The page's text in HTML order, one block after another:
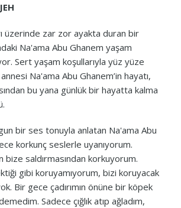
üzerinde zar zor ayakta duran bir
Na'ama Abu Ghanem yaşam
Sert yaşam koşullarıyla yüz yüze
Na'ama Abu Ghanem’in hayatı,
bu yana günlük bir hayatta kalma
bir ses tonuyla anlatan Na'ama Abu
korkunç seslerle uyanıyorum.
bize saldırmasından korkuyorum.
gibi koruyamıyorum, bizi koruyacak
Bir gece çadırımın önüne bir köpek
Sadece çığlık atıp ağladım,